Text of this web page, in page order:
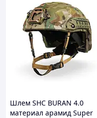
Шлем SHC BURAN 4.0
материал арамид Super